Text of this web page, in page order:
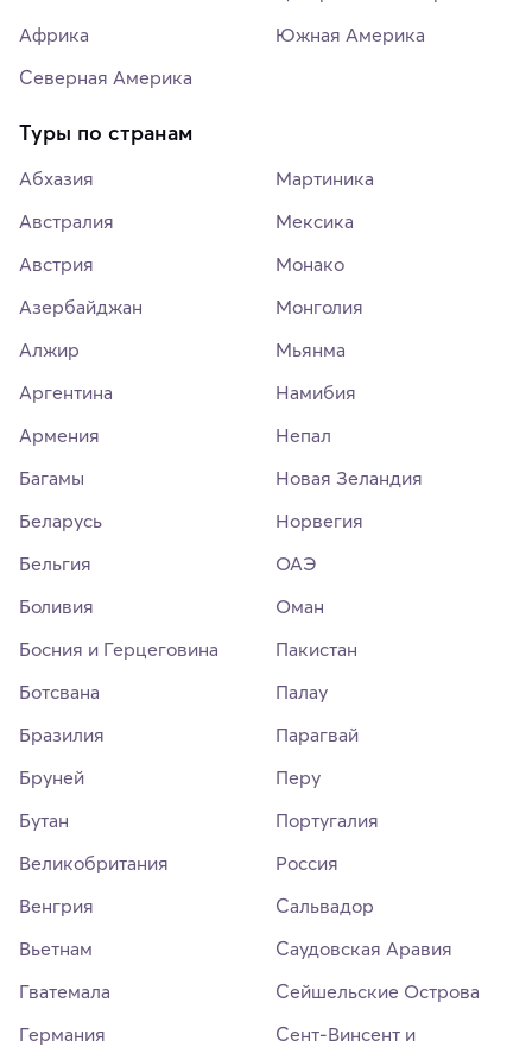
Африка
Северная Америка
Южная Америка
Туры по странам
Абхазия
Австралия
Австрия
Азербайджан
Алжир
Аргентина
Армения
Багамы
Беларусь
Бельгия
Боливия
Босния и Герцеговина
Ботсвана
Бразилия
Бруней
Бутан
Великобритания
Венгрия
Вьетнам
Гватемала
Германия
Мартиника
Мексика
Монако
Монголия
Мьянма
Намибия
Непал
Новая Зеландия
Норвегия
ОАЭ
Оман
Пакистан
Палау
Парагвай
Перу
Португалия
Россия
Сальвадор
Саудовская Аравия
Сейшельские Острова
Сент-Винсент и